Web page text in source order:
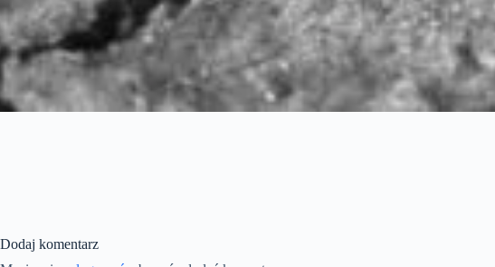
Dodaj komentarz